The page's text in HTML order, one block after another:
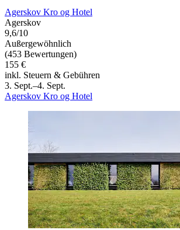
Agerskov Kro og Hotel
Agerskov
9,6/10
Außergewöhnlich
(453 Bewertungen)
155 €
inkl. Steuern & Gebühren
3. Sept.–4. Sept.
Agerskov Kro og Hotel